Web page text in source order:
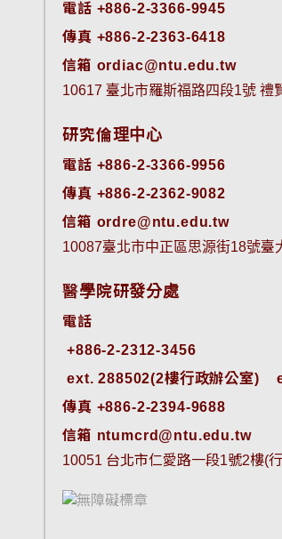
電話 +886-2-3366-9945
傳真 +886-2-2363-6418
信箱 ordiac@ntu.edu.tw
10617 臺北市羅斯福路四段1號 禮
研究倫理中心
電話 +886-2-3366-9956
傳真 +886-2-2362-9082
信箱 ordre@ntu.edu.tw
10087臺北市中正區思源街18號
醫學院研發分處
電話
ext. 288502(2樓行政辦公室)
傳真 +886-2-2394-9688
信箱 ntumcrd@ntu.edu.tw
10051 台北市仁愛路一段1號2樓(